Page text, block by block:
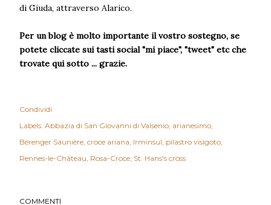
di Giuda, attraverso Alarico.
Per un blog è molto importante il vostro sostegno, se
potete cliccate sui tasti social "mi piace", "tweet" etc che
trovate qui sotto ... grazie.
Condividi
Labels: Abbazia di San Giovanni di Valsenio arianesimo
Bérenger Saunière croce ariana Irminsul pilastro visigoto
Rennes-le-Château Rosa-Croce St. Hans's cross
COMMENTI